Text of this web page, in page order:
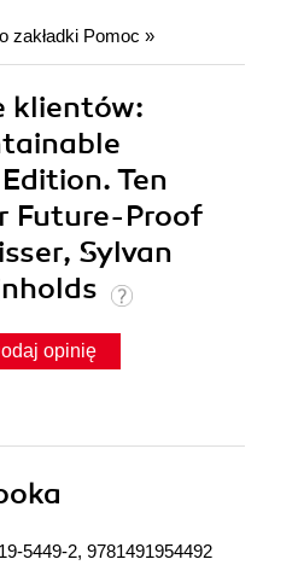
zakładki Pomoc »
klientów:
Ten
Future-Proof
Sylvan
opinię
5449-2, 9781491954492